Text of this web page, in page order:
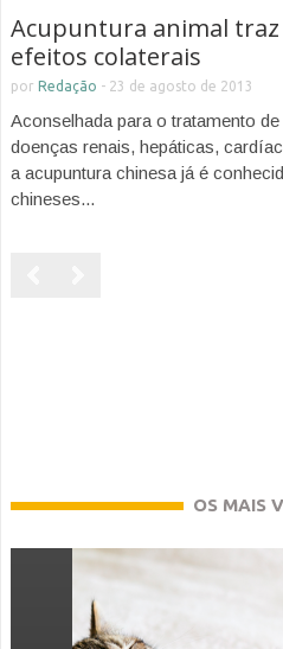
Acupuntura animal
efeitos colaterais
por Redação - 23 de agosto de 2013
Aconselhada para o tratamento
doenças renais, hepáticas,
a acupuntura chinesa já é
chineses...
OS MAIS